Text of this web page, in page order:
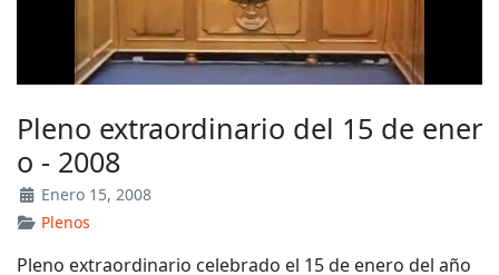
Pleno extraordinario del 15 de ener
o - 2008
Enero 15, 2008
Plenos
Pleno extraordinario celebrado el 15 de enero del año